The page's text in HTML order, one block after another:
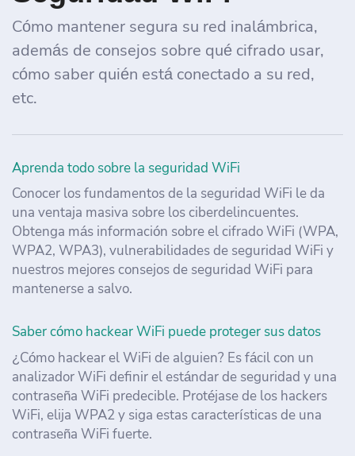
Cómo mantener segura su red inalámbrica,
además de consejos sobre qué cifrado usar,
cómo saber quién está conectado a su red,
etc.
Aprenda todo sobre la seguridad WiFi
Conocer los fundamentos de la seguridad WiFi le da
una ventaja masiva sobre los ciberdelincuentes.
Obtenga más información sobre el cifrado WiFi (WPA,
WPA2, WPA3), vulnerabilidades de seguridad WiFi y
nuestros mejores consejos de seguridad WiFi para
mantenerse a salvo.
Saber cómo hackear WiFi puede proteger sus datos
¿Cómo hackear el WiFi de alguien? Es fácil con un
analizador WiFi definir el estándar de seguridad y una
contraseña WiFi predecible. Protéjase de los hackers
WiFi, elija WPA2 y siga estas características de una
contraseña WiFi fuerte.